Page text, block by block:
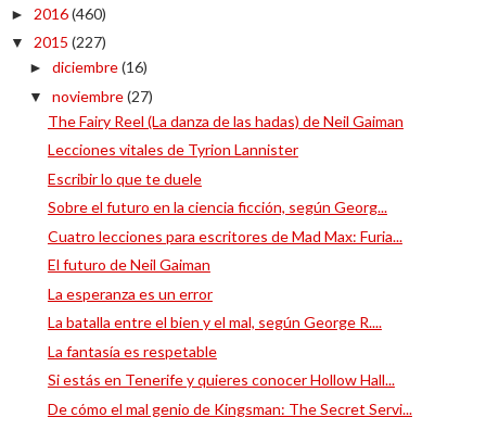
► 2016(460)
▼ 2015 (227)
► diciembre(16)
▼ noviembre(27)
The Fairy Reel (La danza de las hadas) de Neil Gaiman
Lecciones vitales de Tyrion Lannister
Escribir lo que te duele
Sobre el futuro en la ciencia ficción, según Georg...
Cuatro lecciones para escritores de Mad Max: Furia...
El futuro de Neil Gaiman
La esperanza es un error
La batalla entre el bien y el mal, según George R....
La fantasía es respetable
Si estás en Tenerife y quieres conocer Hollow Hall...
De cómo el mal genio de Kingsman: The Secret Servi...